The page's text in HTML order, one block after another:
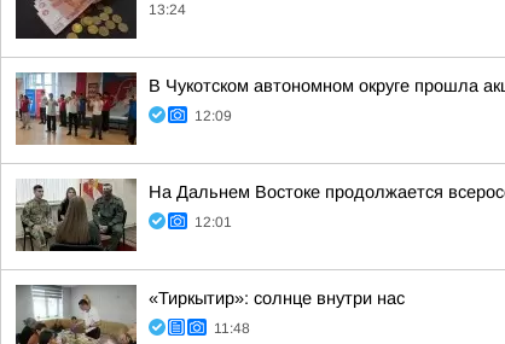
13:24
В Чукотском автономном округе прошла
12:09
На Дальнем Востоке продолжается
12:01
«Тиркытир»: солнце внутри нас
11:48